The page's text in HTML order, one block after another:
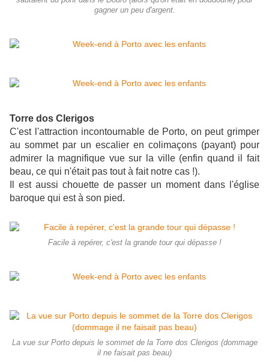
gagner un peu d'argent.
Torre dos Clerigos
C'est l'attraction incontournable de Porto, on peut grimper
au sommet par un escalier en colimaçons (payant) pour
admirer la magnifique vue sur la ville (enfin quand il fait
beau, ce qui n'était pas tout à fait notre cas !).
Il est aussi chouette de passer un moment dans l'église
baroque qui est à son pied.
Facile à repérer, c'est la grande tour qui dépasse !
La vue sur Porto depuis le sommet de la Torre dos Clerigos (dommage
il ne faisait pas beau)